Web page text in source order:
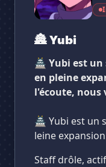
🏯 Yubi
🏯 Yubi est un
en pleine
l'écoute, nous
🏯 Yubi est un
leine
Staff drôle,
serveur ?